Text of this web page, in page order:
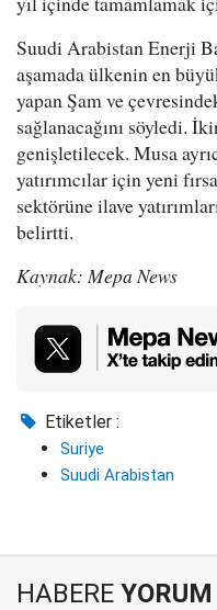
Suudi Arabistan Enerji
aşamada ülkenin en
yapan Şam ve
sağlanacağını söyledi.
genişletilecek. Musa
yatırımcılar için yeni
sektörüne ilave
belirtti.
Kaynak: Mepa News
Etiketler :
Suriye
Suudi Arabistan
HABERE